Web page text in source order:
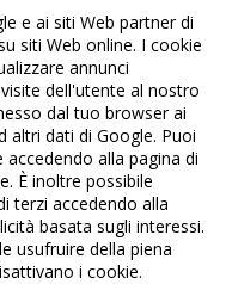
e ai siti Web partner di
siti Web online. I cookie
annunci
dell'utente al nostro
dal tuo browser ai
altri dati di Google. Puoi
alla pagina di
È inoltre possibile
terzi accedendo alla
basata sugli interessi.
usufruire della piena
i cookie.